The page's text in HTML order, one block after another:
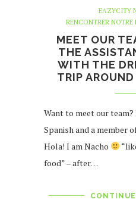
EAZYCITY
RENCONTRER NOTRE
MEET OUR
THE
WITH THE
TRIP
Want to meet our team?
Spanish and a member
Hola! I am Nacho
food” – after…